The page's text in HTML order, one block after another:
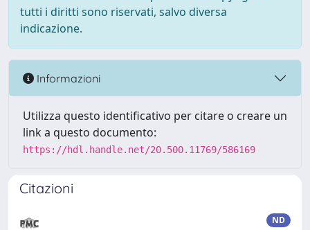
tutti i diritti sono riservati, salvo diversa
indicazione.
Informazioni
Utilizza questo identificativo per citare o creare un
link a questo documento:
https://hdl.handle.net/20.500.11769/586169
Citazioni
ND